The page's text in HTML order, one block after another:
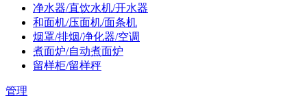
净水器/直饮水机/开水器
和面机/压面机/面条机
烟罩/排烟/净化器/空调
煮面炉/自动煮面炉
留样柜/留样秤
管理